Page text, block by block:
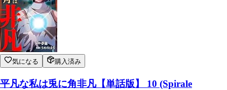
気になる 購入済み
平凡な私は兎に角非凡【単話版】 10 (Spirale